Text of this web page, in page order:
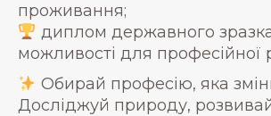
проживання;
диплом державного
можливості для професійної
Обирай професію, яка
Досліджуй природу,